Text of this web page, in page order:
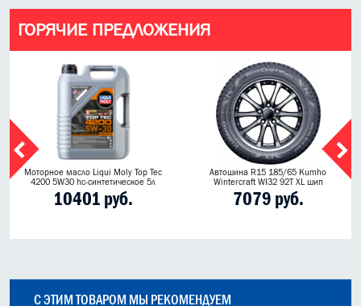
ГОРЯЧИЕ ПРЕДЛОЖЕНИЯ
Моторное масло Liqui Moly Top Tec
4200 5W30 hc-синтетическое 5л
10401 руб.
Автошина R15 185/65 Kumho
Wintercraft WI32 92T XL шип
7079 руб.
С ЭТИМ ТОВАРОМ МЫ РЕКОМЕНДУЕМ